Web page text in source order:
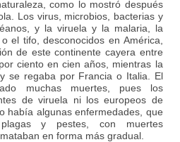
como lo mostró después
Los virus, microbios, bacterias y
y la viruela y la malaria, la
el tifo, desconocidos en América,
de este continente cayera entre
ciento en cien años, mientras la
se regaba por Francia o Italia. El
muchas muertes, pues los
de viruela ni los europeos de
había algunas enfermedades, que
y pestes, con muertes
en forma más gradual.